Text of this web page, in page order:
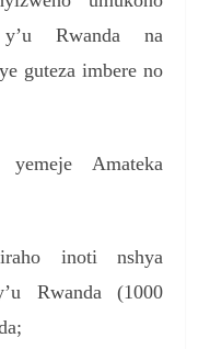
Rwanda na
guteza imbere no
Amateka
inoti nshya
Rwanda (1000